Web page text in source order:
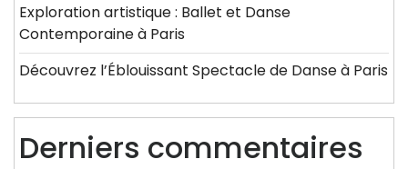
Exploration artistique : Ballet et Danse
Contemporaine à Paris
Découvrez l’Éblouissant Spectacle de Danse à Paris
Derniers commentaires